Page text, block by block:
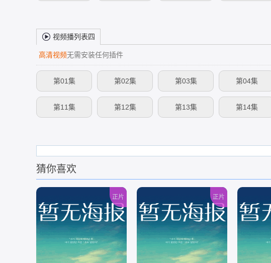
视频播列表四
高清视频无需安装任何插件
第01集 第02集 第03集 第04集
第11集 第12集 第13集 第14集
猜你喜欢
正片 正片